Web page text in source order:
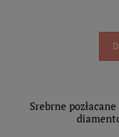
Srebrne